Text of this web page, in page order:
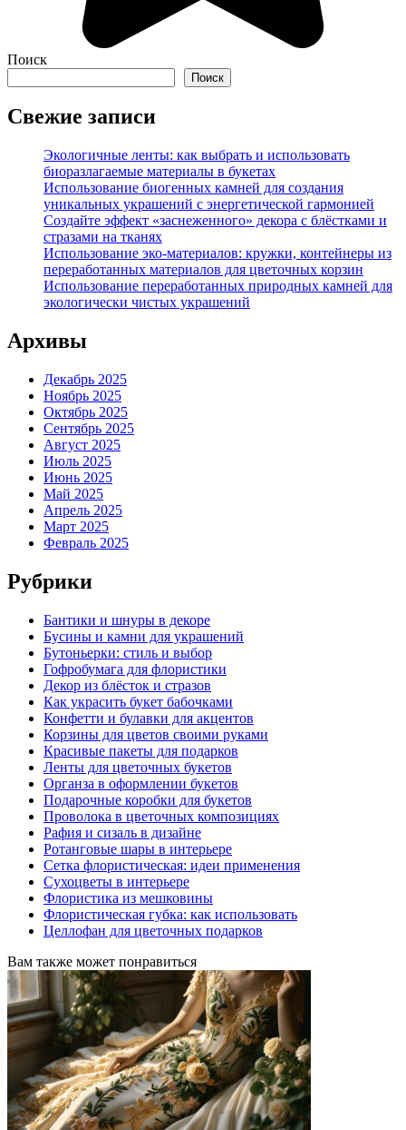
Поиск
Поиск
Свежие записи
Экологичные ленты: как выбрать и использовать
биоразлагаемые материалы в букетах
Использование биогенных камней для создания
уникальных украшений с энергетической гармонией
Создайте эффект «заснеженного» декора с блёстками и
стразами на тканях
Использование эко-материалов: кружки, контейнеры из
переработанных материалов для цветочных корзин
Использование переработанных природных камней для
экологически чистых украшений
Архивы
Декабрь 2025
Ноябрь 2025
Октябрь 2025
Сентябрь 2025
Август 2025
Июль 2025
Июнь 2025
Май 2025
Апрель 2025
Март 2025
Февраль 2025
Рубрики
Бантики и шнуры в декоре
Бусины и камни для украшений
Бутоньерки: стиль и выбор
Гофробумага для флористики
Декор из блёсток и стразов
Как украсить букет бабочками
Конфетти и булавки для акцентов
Корзины для цветов своими руками
Красивые пакеты для подарков
Ленты для цветочных букетов
Органза в оформлении букетов
Подарочные коробки для букетов
Проволока в цветочных композициях
Рафия и сизаль в дизайне
Ротанговые шары в интерьере
Сетка флористическая: идеи применения
Сухоцветы в интерьере
Флористика из мешковины
Флористическая губка: как использовать
Целлофан для цветочных подарков
Вам также может понравиться